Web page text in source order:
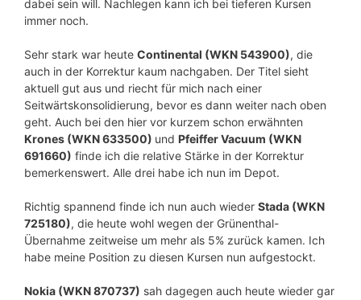
dabei sein will. Nachlegen kann ich bei tieferen Kursen
immer noch.
Sehr stark war heute Continental (WKN 543900), die
auch in der Korrektur kaum nachgaben. Der Titel sieht
aktuell gut aus und riecht für mich nach einer
Seitwärtskonsolidierung, bevor es dann weiter nach oben
geht. Auch bei den hier vor kurzem schon erwähnten
Krones (WKN 633500) und Pfeiffer Vacuum (WKN
691660) finde ich die relative Stärke in der Korrektur
bemerkenswert. Alle drei habe ich nun im Depot.
Richtig spannend finde ich nun auch wieder Stada (WKN
725180), die heute wohl wegen der Grünenthal-
Übernahme zeitweise um mehr als 5% zurück kamen. Ich
habe meine Position zu diesen Kursen nun aufgestockt.
Nokia (WKN 870737) sah dagegen auch heute wieder gar